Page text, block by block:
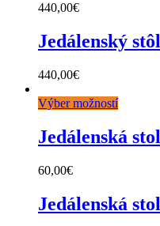
440,00€
Jedálenský
440,00€
Výber možností
Jedálenská
60,00€
Jedálenská